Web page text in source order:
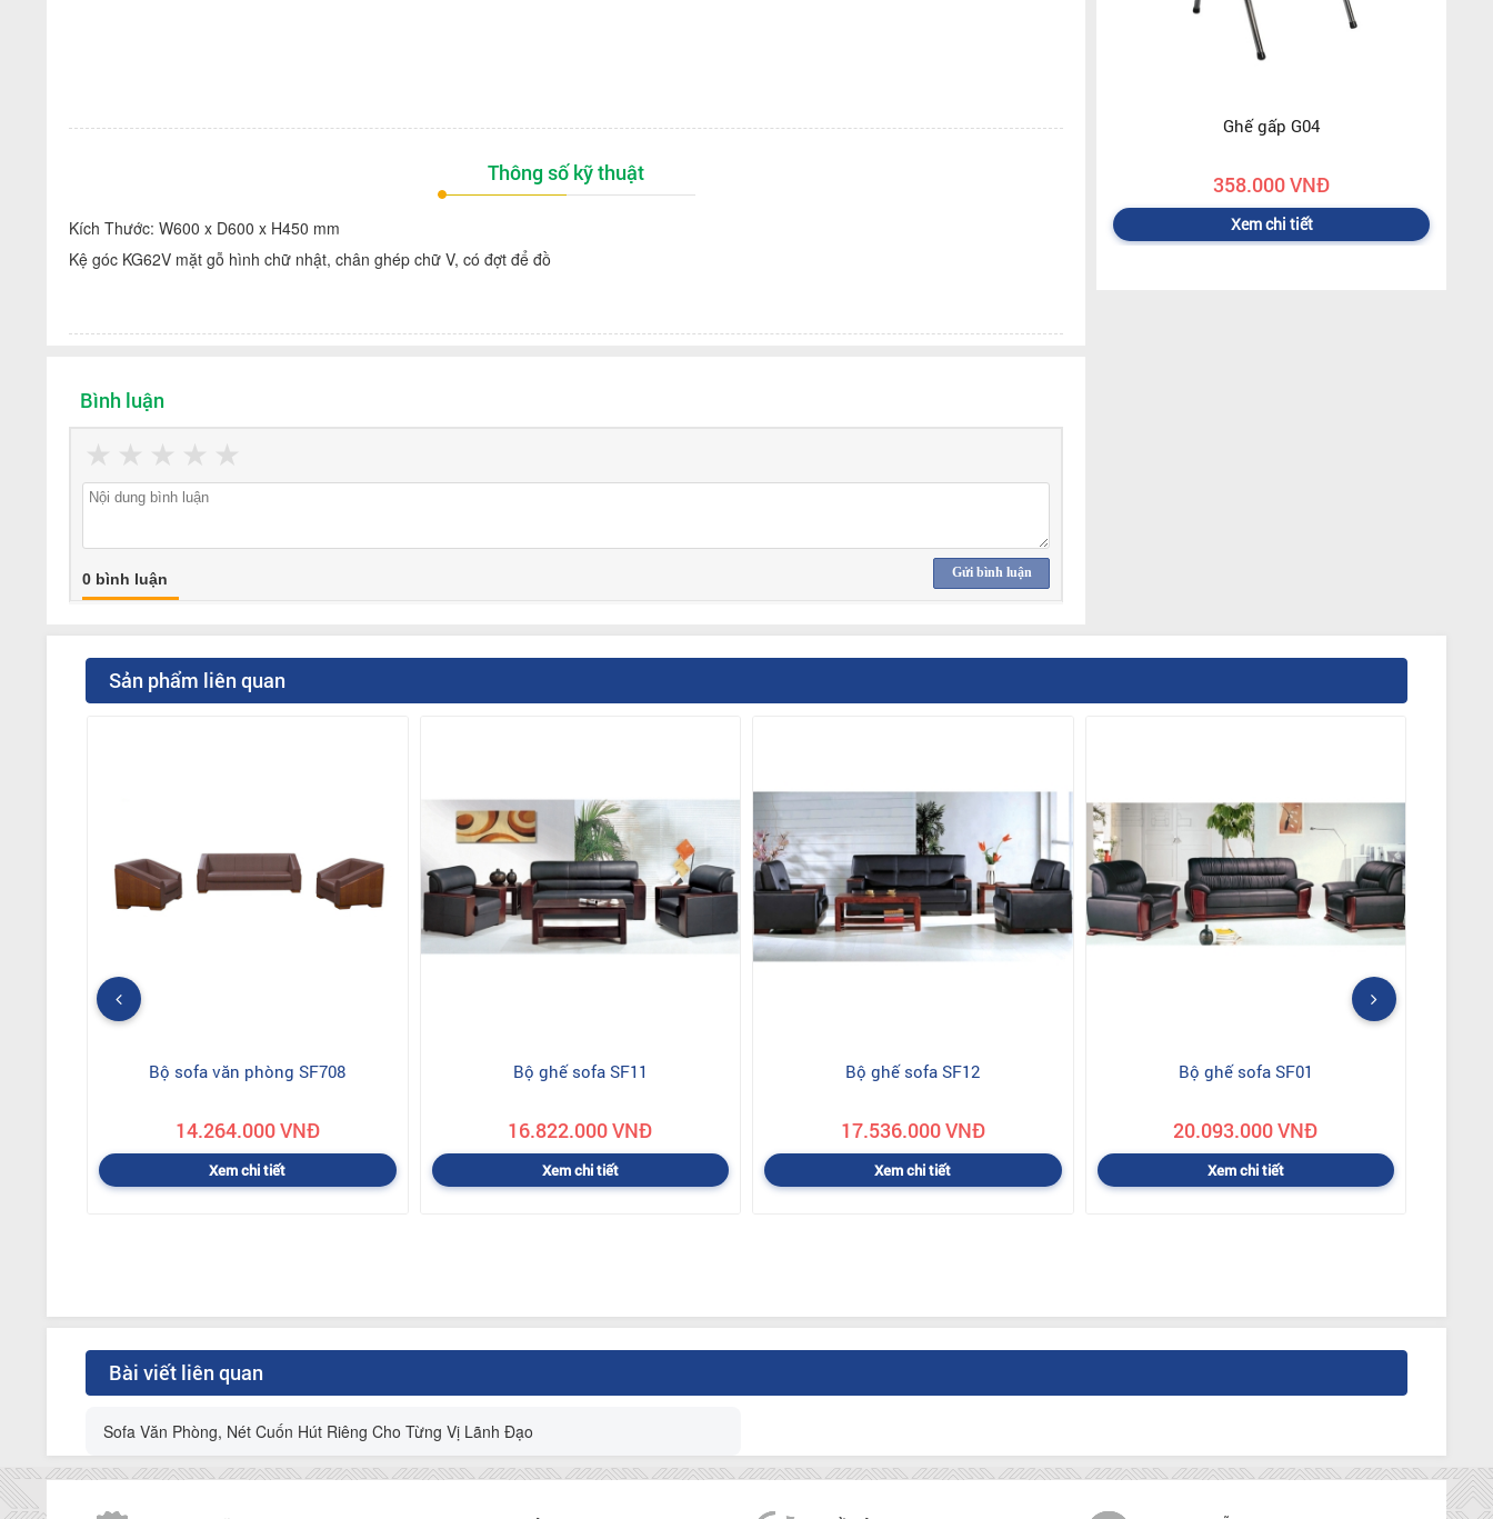
Thông số kỹ thuật
Kích Thước: W600 x D600 x H450 mm
Kệ góc KG62V mặt gỗ hình chữ nhật, chân ghép chữ V, có đợt để đồ
Bình luận
★
★
★
★
★
Gửi bình luận
0 bình luận
Ghế gấp G04
358.000 VNĐ
Xem chi tiết
Sản phẩm liên quan
Bộ sofa văn phòng SF708
14.264.000 VNĐ
Xem chi tiết
Bộ ghế sofa SF11
16.822.000 VNĐ
Xem chi tiết
Bộ ghế sofa SF12
17.536.000 VNĐ
Xem chi tiết
Bộ ghế sofa SF01
20.093.000 VNĐ
Xem chi tiết
Bài viết liên quan
Sofa Văn Phòng, Nét Cuốn Hút Riêng Cho Từng Vị Lãnh Đạo